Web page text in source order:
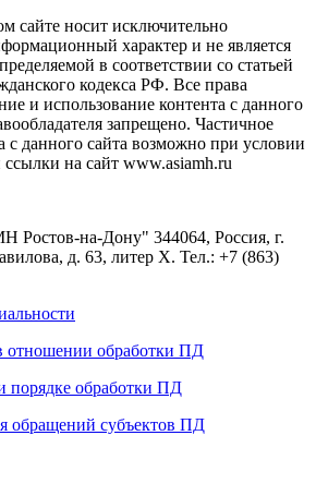
сайте носит исключительно
характер и не является
в соответствии со статьей
кодекса РФ. Все права
и использование контента с данного
запрещено. Частичное
с данного сайта возможно при условии
на сайт www.asiamh.ru
Ростов-на-Дону" 344064, Россия, г.
д. 63, литер Х. Тел.: +7 (863)
отношении обработки ПД
порядке обработки ПД
обращений субъектов ПД